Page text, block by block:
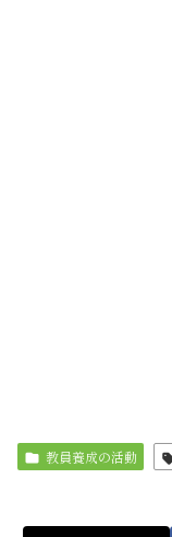
教員養成の活動